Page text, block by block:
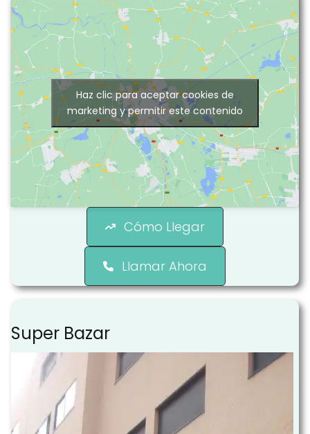
Haz clic para aceptar cookies de
marketing y permitir este contenido
Cómo Llegar
Llamar Ahora
Super Bazar